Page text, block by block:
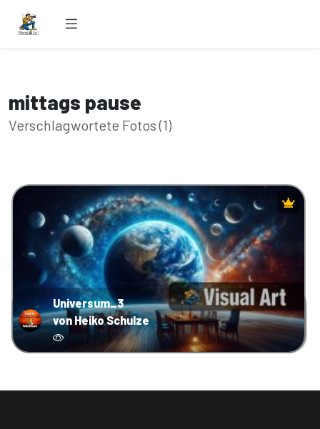
mittags pause
Verschlagwortete Fotos (1)
Universum_3
von Heiko Schulze